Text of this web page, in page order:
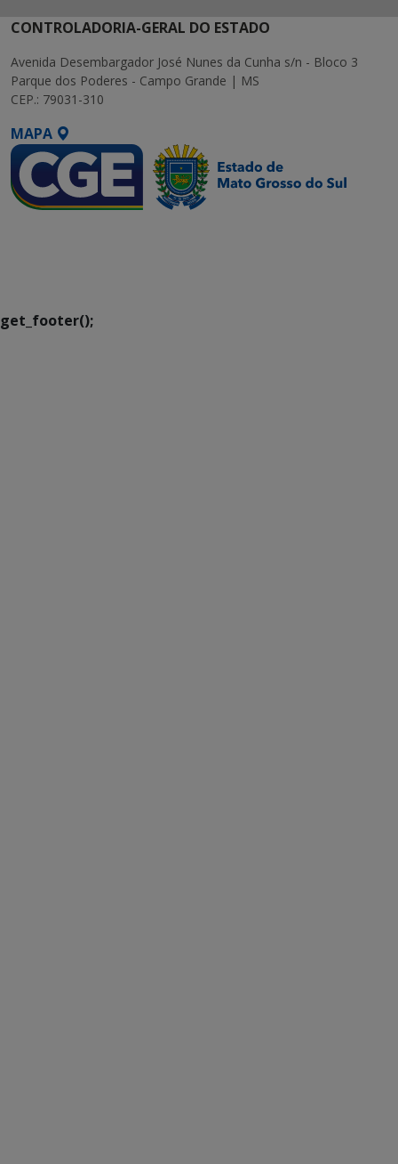
CONTROLADORIA-GERAL DO ESTADO
Avenida Desembargador José Nunes da Cunha s/n - Bloco 3
Parque dos Poderes - Campo Grande | MS
CEP.: 79031-310
MAPA
get_footer();